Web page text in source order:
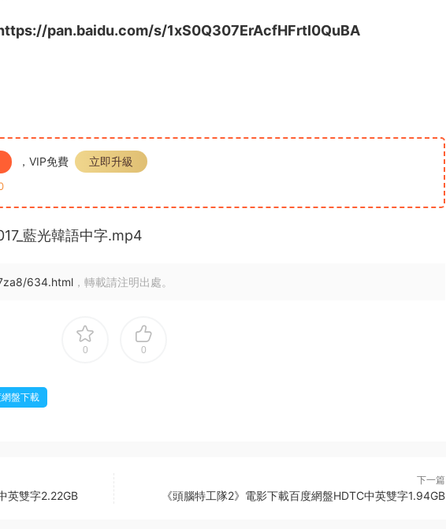
https://pan.baidu.com/s/1xS0Q307ErAcfHFrtI0QuBA
，VIP免費 立即升級
藍光韓語中字.mp4
634.html ，轉載請注明出處。
0 0
盤下載
英雙字2.22GB
下一篇
《頭腦特工隊2》電影下載百度網盤HDTC中英雙字1.94GB